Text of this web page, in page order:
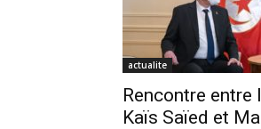
actualite
Rencontre
Kaïs Saïed et